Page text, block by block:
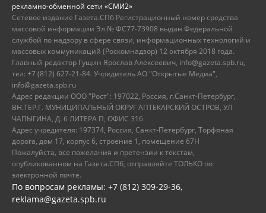
рекламно-обменной сети «СМИ2»
Сетевое издание Газета.СПб Регистрационный номер средства
массовой информации Эл № ФС77-73908 выдан Федеральной
службой по надзору в сфере связи, информационных технологий и
массовых коммуникаций (Роскомнадзор) 12 октября 2018 года.
Главный редактор Гущин Ярослав Алексеевич, info@gazeta.spb.ru,
тел: +7 (812) 627-21-84. Учредитель АО "Открытые Медиа",
info@gazeta.spb.ru
Адрес редакции ООО "Рост": 197022, Россия, г.Санкт-Петербург,
ВН.ТЕР.Г. МУНИЦИПАЛЬНЫЙ ОКРУГ АПТЕКАРСКИЙ ОСТРОВ, УЛ
ЧАПЫГИНА, Д. 6 ЛИТЕРА П, ОФИС 316
Адрес учредителя: 197374, Россия, Санкт-Петербург, Торфяная
дорога, дом 17, корпус 6, строение 1, помещение 67Н
Пожалуйста, все пожелания и претензии к текстам,
опубликованном на Газета.СПб, отправляйте ТОЛЬКО по
электронной почте.
По вопросам рекламы: +7 (812) 309-29-36,
reklama@gazeta.spb.ru